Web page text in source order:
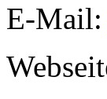
E-Mail: